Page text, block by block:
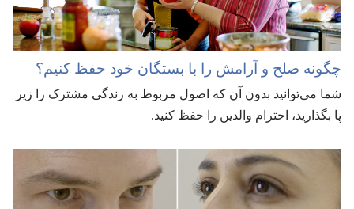
چگونه صلح و آرامش را با بستگان خود حفظ کنیم؟‏
شما می‌توانید بدون آن که اصول مربوط به زندگی مشترک را زیر
پا بگذارید،‏ احترام والدین را حفظ کنید.‏